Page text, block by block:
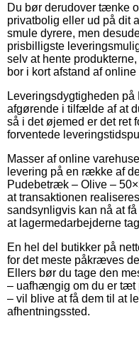
Du bør derudover tænke
privatbolig eller ud på dit
smule dyrere, men
prisbilligste
selv at hente
bor i kort afstand af
Leveringsdygtigheden
afgørende i tilfælde af at
så i det øjemed er det ret
forventede
Masser af online
levering på en række af
Pudebetræk – Olive –
at transaktionen
sandsynligvis kan nå at
at lagermedarbejderne
En hel del butikker på
for det meste påkræves
Ellers bør du tage den
– uafhængig om du er tæt
– vil blive at få dem til at
afhentningssted.